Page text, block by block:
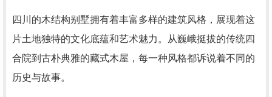
四川的木结构别墅拥有着丰富多样的建筑风格，展现着这
片土地独特的文化底蕴和艺术魅力。从巍峨挺拔的传统四
合院到古朴典雅的藏式木屋，每一种风格都诉说着不同的
历史与故事。